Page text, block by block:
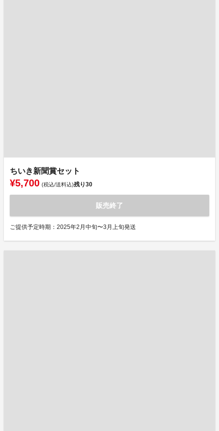
ちいき新聞賞セット
¥5,700 (税込/送料込)残り30
販売終了
ご提供予定時期：2025年2月中旬〜3月上旬発送